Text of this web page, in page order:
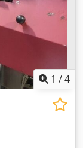
industriju,
kosi
automatski.
1 /4